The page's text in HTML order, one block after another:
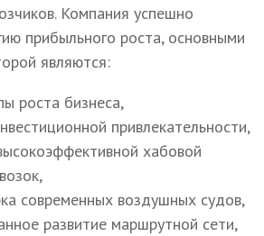
Компания успешно
прибыльного роста, основными
являются:
роста бизнеса,
привлекательности,
хабовой
современных воздушных судов,
развитие маршрутной сети,